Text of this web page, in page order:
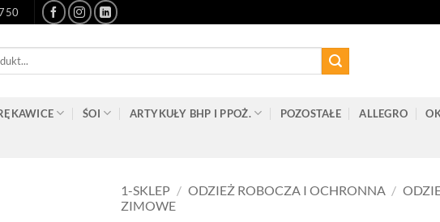
ŚOI ARTYKUŁY BHP I PPOŻ. POZOSTAŁE ALLEGRO
1-SKLEP / ODZIEŻ ROBOCZA I OCHRONNA /
ZIMOWE